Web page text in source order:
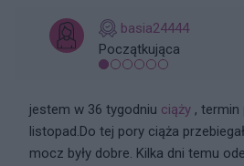
basia24444
Początkująca
jestem w 36 tygodniu ciąży , termin
listopad.Do tej pory ciąża
mocz były dobre. Kilka dni temu